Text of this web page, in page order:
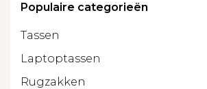
Populaire categorieën
Tassen
Laptoptassen
Rugzakken